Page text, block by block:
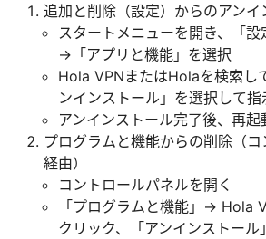
追加と削除（設定）からのアンイ
スタートメニューを開き、「設
→「アプリと機能」を選択
Hola VPNまたはHolaを検索し
ンインストール」を選択して指
アンインストール完了後、再起
プログラムと機能からの削除（
経由）
コントロールパネルを開く
「プログラムと機能」→ Hola
クリック、「アンインストール」